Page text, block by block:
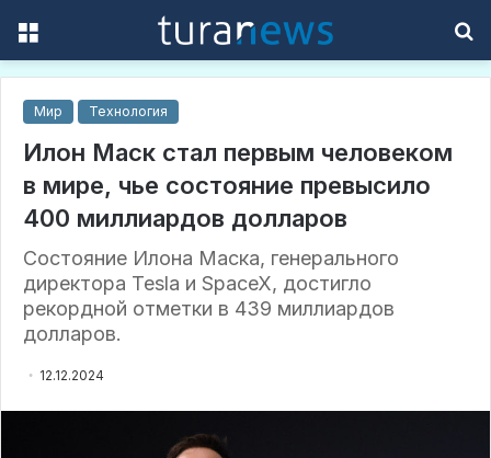
Мир Технология
Илон Маск стал первым человеком
в мире, чье состояние превысило
400 миллиардов долларов
Состояние Илона Маска, генерального
директора Tesla и SpaceX, достигло
рекордной отметки в 439 миллиардов
долларов.
12.12.2024